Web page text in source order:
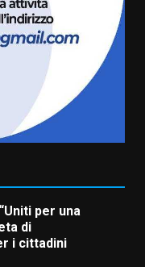
e Mobilità
gli studenti
“La strada
pienone sul
Santis: la
Losavio
per una
di
i cittadini